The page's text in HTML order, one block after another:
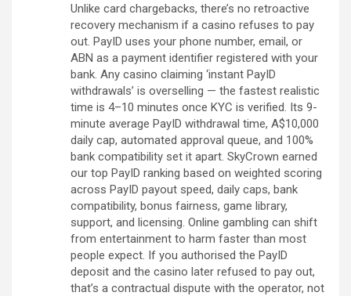
Unlike card chargebacks, there’s no retroactive
recovery mechanism if a casino refuses to pay
out. PayID uses your phone number, email, or
ABN as a payment identifier registered with your
bank. Any casino claiming ‘instant PayID
withdrawals’ is overselling — the fastest realistic
time is 4–10 minutes once KYC is verified. Its 9-
minute average PayID withdrawal time, A$10,000
daily cap, automated approval queue, and 100%
bank compatibility set it apart. SkyCrown earned
our top PayID ranking based on weighted scoring
across PayID payout speed, daily caps, bank
compatibility, bonus fairness, game library,
support, and licensing. Online gambling can shift
from entertainment to harm faster than most
people expect. If you authorised the PayID
deposit and the casino later refused to pay out,
that’s a contractual dispute with the operator, not